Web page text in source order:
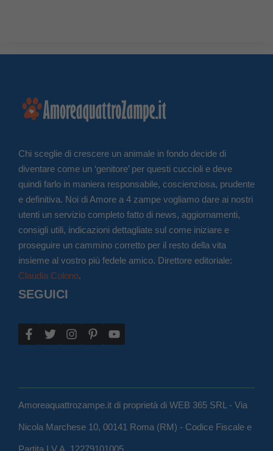
Chi sceglie di crescere un animale in fondo decide di
diventare come un ‘genitore’ per questi cuccioli e deve
quindi farlo in maniera responsabile, coscienziosa, prudente
e definitiva. Noi di Amore a 4 zampe vogliamo dare ai nostri
utenti un servizio completo fatto di news, aggiornamenti,
consigli utili, indicazioni dettagliate sul come iniziare e
proseguire un cammino corretto per il resto della vita
insieme al vostro più fedele amico. Direttore editoriale:
Claudia Colono.
SEGUICI
Amoreaquattrozampe.it di proprietà di WEB 365 SRL - Via
Nicola Marchese 10, 00141 Roma (RM) - Codice Fiscale e